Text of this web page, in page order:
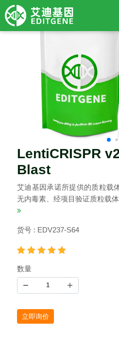
LentiCRISPR
Blast
艾迪基因承诺所提供的质粒载
无内毒素、经项目验证质粒载
货号 : EDV237-S64
数量
立即询价